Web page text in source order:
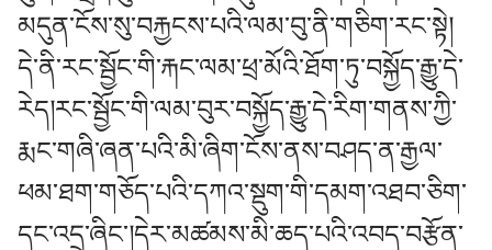
མདུན་ངོས་སུ་བརྐྱངས་པའི་ལམ་བུ་ནི་གཅིག་རང་སྟེ།
དེ་ནི་རང་སྦྱོང་གི་རྐང་ལམ་ཕྲ་མོའི་ཐོག་ཏུ་བསྐྱོད་རྒྱུ་དེ་
རེད།རང་སྦྱོང་གི་ལམ་བུར་བསྐྱོད་རྒྱུ་དེ་རིག་གནས་ཀྱི་
རྨང་གཞི་ཞན་པའི་མི་ཞིག་ངོས་ནས་བཤད་ན་རྒྱལ་
ཕམ་ཐག་གཅོད་པའི་དཀའ་སྡུག་གི་དམག་འཐབ་ཅིག་
དང་འདྲ་ཞིང་།དེར་མཚམས་མི་ཆད་པའི་འབད་བརྩོན་